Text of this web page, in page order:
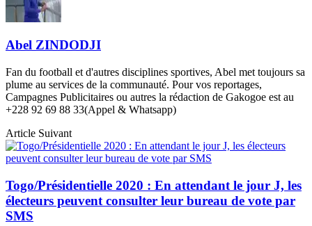
Abel ZINDODJI
Fan du football et d'autres disciplines sportives, Abel met toujours sa
plume au services de la communauté. Pour vos reportages,
Campagnes Publicitaires ou autres la rédaction de Gakogoe est au
+228 92 69 88 33(Appel & Whatsapp)
Article Suivant
Togo/Présidentielle 2020 : En attendant le jour J, les
électeurs peuvent consulter leur bureau de vote par
SMS